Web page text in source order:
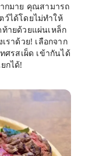
กมาย คุณสามารถ
ได้โดยไม่ทำให้
ายด้วยแผ่นเหล็ก
ราด้วย! เลือกจาก
ศรสเผ็ด เข้ากันได้
กได้!